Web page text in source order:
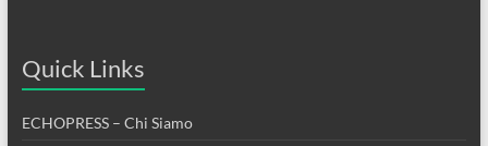
Quick Links
ECHOPRESS – Chi Siamo